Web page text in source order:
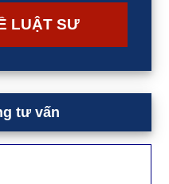
LUẬT SƯ
tư vấn